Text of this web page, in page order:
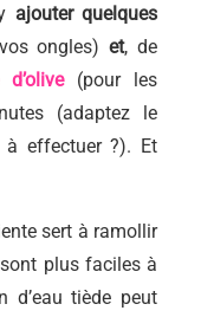
ajouter quelques
ongles)et, de
(pour les
(adaptez le
effectuer ?). Et
sert à ramollir
plus faciles à
d’eau tiède peut